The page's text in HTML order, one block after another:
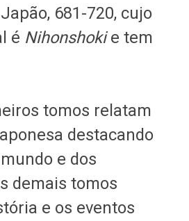
681-720, cujo
é Nihonshokie tem
tomos relatam
destacando
e dos
demais tomos
e os eventos